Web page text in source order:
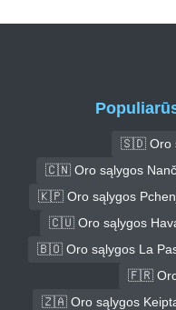
🇸🇩 Oro
🇨🇳 Oro sąlygos
🇰🇵 Oro sąlygos
🇨🇺 Oro sąlygos
🇧🇴 Oro sąlygos La
🇫🇷 Oro
🇿🇦 Oro sąlygos